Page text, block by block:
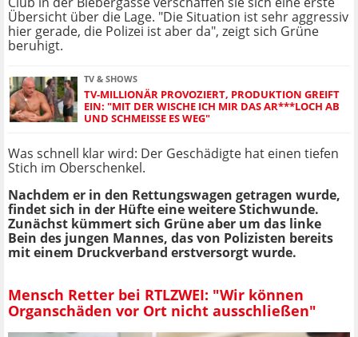
Übersicht über die Lage. "Die Situation ist sehr aggressiv
hier gerade, die Polizei ist aber da", zeigt sich Grüne
beruhigt.
TV & SHOWS
TV-MILLIONÄR PROVOZIERT, PRODUKTION GREIFT
EIN: "MIT DER WISCHE ICH MIR DAS AR***LOCH AB
UND SCHMEISSE ES WEG"
Was schnell klar wird: Der Geschädigte hat einen tiefen
Stich im Oberschenkel.
Nachdem er in den Rettungswagen getragen wurde,
findet sich in der Hüfte eine weitere Stichwunde.
Zunächst kümmert sich Grüne aber um das linke
Bein des jungen Mannes, das von Polizisten bereits
mit einem Druckverband erstversorgt wurde.
Mensch Retter bei RTLZWEI: "Wir können
Organschäden vor Ort nicht ausschließen"